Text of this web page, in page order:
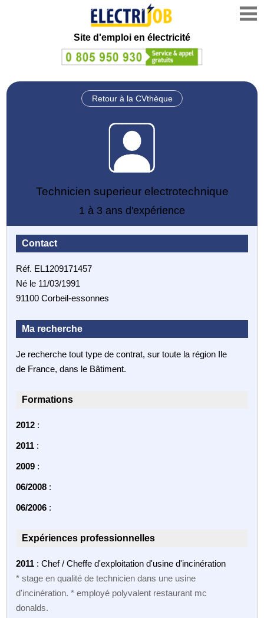
Site d'emploi en électricité
Retour à la CVthèque
Technicien superieur electrotechnique
1 à 3 ans d'expérience
Contact
Réf. EL1209171457
Né le 11/03/1991
91100 Corbeil-essonnes
Ma recherche
Je recherche tout type de contrat, sur toute la région Ile
de France, dans le Bâtiment.
Formations
2012 :
2011 :
2009 :
06/2008 :
06/2006 :
Expériences professionnelles
2011 : Chef / Cheffe d'exploitation d'usine d'incinération
* stage en qualité de technicien dans une usine
d'incinération. * employé polyvalent restaurant mc
donalds.